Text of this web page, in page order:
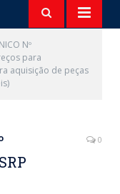
Nº
para
aquisição de peças
0